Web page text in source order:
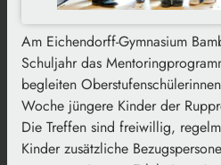
Am Eichendorff-Gymnasium
Schuljahr das
begleiten
Woche jüngere Kinder der
Die Treffen sind freiwillig,
Kinder zusätzliche